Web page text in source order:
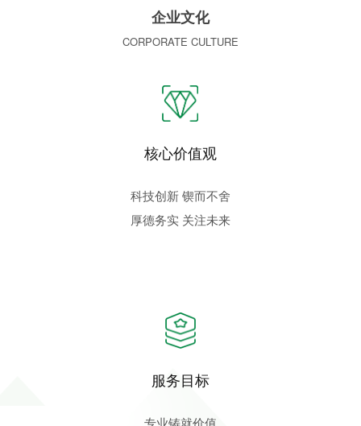
企业文化
CORPORATE CULTURE
核心价值观
科技创新 锲而不舍
厚德务实 关注未来
服务目标